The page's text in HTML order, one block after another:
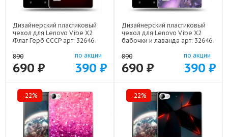
Дизайнерский пластиковый
чехол для Lenovo Vibe X2
Флаг Герб СССР арт: 32646-
890
690 ₽
по акции
390 ₽
Дизайнерский пластиковый
чехол для Lenovo Vibe X2
бабочки и лаванда арт: 32646-
890
690 ₽
по акции
390 ₽
-22% -22%